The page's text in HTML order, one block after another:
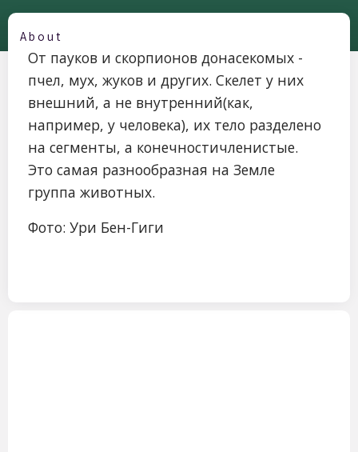
About
От пауков и скорпионов донасекомых -
пчел, мух, жуков и других. Скелет у них
внешний, а не внутренний(как,
например, у человека), их тело разделено
на сегменты, а конечностичленистые.
Это самая разнообразная на Земле
группа животных.
Фото: Ури Бен-Гиги